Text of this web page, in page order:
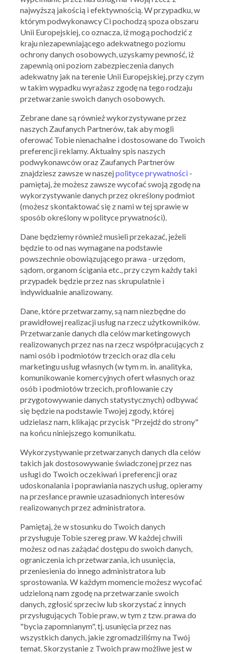
MEDIA MARKT OFERTY ARCHIWALNE
Ważna: 31.07.2026 - 06.08.2026
Ważna: 29.07.2026 - 02.08.2026
najwyższą jakością i efektywnością. W przypadku, w
którym podwykonawcy Ci pochodzą spoza obszaru
Unii Europejskiej, co oznacza, iż mogą pochodzić z
kraju niezapewniającego adekwatnego poziomu
ochrony danych osobowych, uzyskamy pewność, iż
zapewnią oni poziom zabezpieczenia danych
adekwatny jak na terenie Unii Europejskiej, przy czym
w takim wypadku wyrażasz zgodę na tego rodzaju
przetwarzanie swoich danych osobowych.
Zebrane dane są również wykorzystywane przez
naszych Zaufanych Partnerów, tak aby mogli
oferować Tobie nienachalne i dostosowane do Twoich
preferencji reklamy. Aktualny spis naszych
podwykonawców oraz Zaufanych Partnerów
znajdziesz zawsze w naszejpolityce prywatności -
pamiętaj, że możesz zawsze wycofać swoją zgodę na
wykorzystywanie danych przez określony podmiot
(możesz skontaktować się z nami w tej sprawie w
sposób określony w polityce prywatności).
Dane będziemy również musieli przekazać, jeżeli
będzie to od nas wymagane na podstawie
powszechnie obowiązującego prawa - urzędom,
sądom, organom ścigania etc., przy czym każdy taki
przypadek będzie przez nas skrupulatnie i
indywidualnie analizowany.
Dane, które przetwarzamy, są nam niezbędne do
prawidłowej realizacji usług na rzecz użytkowników.
Przetwarzanie danych dla celów marketingowych
realizowanych przez nas na rzecz współpracujących z
nami osób i podmiotów trzecich oraz dla celu
marketingu usług własnych (w tym m. in. analityka,
komunikowanie komercyjnych ofert własnych oraz
osób i podmiotów trzecich, profilowanie czy
przygotowywanie danych statystycznych) odbywać
się będzie na podstawie Twojej zgody, której
udzielasz nam, klikając przycisk "Przejdź do strony"
na końcu niniejszego komunikatu.
Wykorzystywanie przetwarzanych danych dla celów
takich jak dostosowywanie świadczonej przez nas
usługi do Twoich oczekiwań i preferencji oraz
udoskonalania i poprawiania naszych usług, opieramy
na przesłance prawnie uzasadnionych interesów
realizowanych przez administratora.
Pamiętaj, że w stosunku do Twoich danych
przysługuje Tobie szereg praw. W każdej chwili
możesz od nas zażądać dostępu do swoich danych,
ograniczenia ich przetwarzania, ich usunięcia,
przeniesienia do innego administratora lub
sprostowania. W każdym momencie możesz wycofać
udzieloną nam zgodę na przetwarzanie swoich
danych, zgłosić sprzeciw lub skorzystać z innych
przysługujących Tobie praw, w tym z tzw. prawa do
"bycia zapomnianym", tj. usunięcia przez nas
wszystkich danych, jakie zgromadziliśmy na Twój
temat. Skorzystanie z Twoich praw możliwe jest w